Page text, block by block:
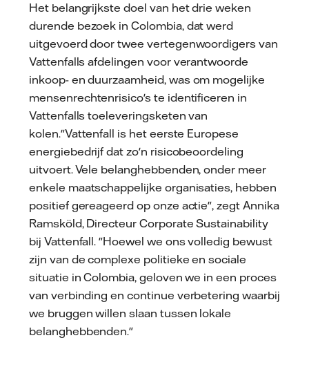
Het belangrijkste doel van het drie weken
durende bezoek in Colombia, dat werd
uitgevoerd door twee vertegenwoordigers van
Vattenfalls afdelingen voor verantwoorde
inkoop- en duurzaamheid, was om mogelijke
mensenrechtenrisico's te identificeren in
Vattenfalls toeleveringsketen van
kolen."Vattenfall is het eerste Europese
energiebedrijf dat zo'n risicobeoordeling
uitvoert. Vele belanghebbenden, onder meer
enkele maatschappelijke organisaties, hebben
positief gereageerd op onze actie", zegt Annika
Ramsköld, Directeur Corporate Sustainability
bij Vattenfall. "Hoewel we ons volledig bewust
zijn van de complexe politieke en sociale
situatie in Colombia, geloven we in een proces
van verbinding en continue verbetering waarbij
we bruggen willen slaan tussen lokale
belanghebbenden."